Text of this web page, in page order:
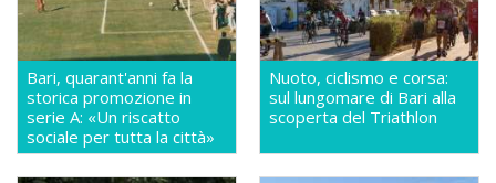
Bari, quarant'anni fa la
storica promozione in
serie A: «Un riscatto
sociale per tutta la città»
Nuoto, ciclismo e corsa:
sul lungomare di Bari alla
scoperta del Triathlon